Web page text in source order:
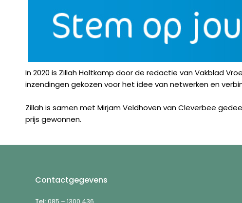
In 2020 is Zillah Holtkamp door de redactie van Vakblad
inzendingen gekozen voor het idee van netwerken en
Zillah is samen met Mirjam Veldhoven van Cleverbee
prijs gewonnen.
FooterContactgegevens